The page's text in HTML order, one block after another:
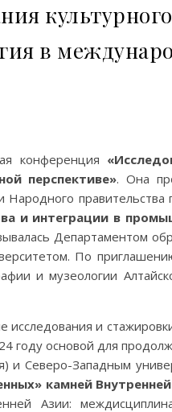
в
конференция
перспективе». Она
Народного
и интеграции в
Департаментом
По
и музеологии
и
году основой для
и Северо-Западным
камней
Азии: